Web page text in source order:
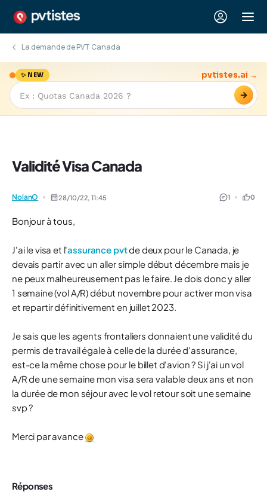
La demande de PVT Canada
✨ NEW
→
pvtistes.ai →
Validité Visa Canada
NolanO 28/10/22,11:45 1 0
Bonjour à tous,
J'ai le visa et l'assurance pvtde deux pour le Canada, je
devais partir avec un aller simple début décembre mais je
ne peux malheureusement pas le faire. Je dois donc y aller
1 semaine (vol A/R) début novembre pour activer mon visa
et repartir définitivement en juillet 2023.
Je sais que les agents frontaliers donnaient une validité du
permis de travail égale à celle de la durée d'assurance,
est-ce la même chose pour le billet d'avion ? Si j'ai un vol
A/R de une semaine mon visa sera valable deux ans et non
la durée de mon séjour avec le vol retour soit une semaine
svp ?
Merci par avance
Réponses